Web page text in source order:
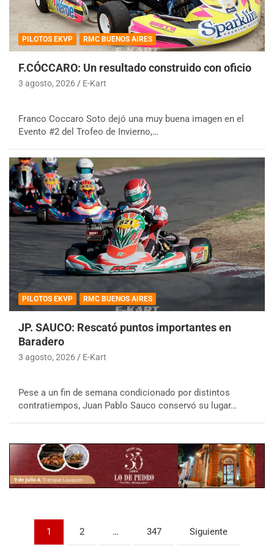
PILOTOS EKVP RMC BUENOS AIRES
F.CÓCCARO: Un resultado construido con oficio
3 agosto, 2026 E-Kart
Franco Coccaro Soto dejó una muy buena imagen en el
Evento #2 del Trofeo de Invierno,…
PILOTOS EKVP RMC BUENOS AIRES
JP. SAUCO: Rescató puntos importantes en
Baradero
3 agosto, 2026 E-Kart
Pese a un fin de semana condicionado por distintos
contratiempos, Juan Pablo Sauco conservó su lugar…
Paginación
1 2 … 347 Siguiente
COBERTURA ESPECIAL DE E-KART.COM.AR
08/09-AGO
Baradero (Buenos Aires)
KDO - F6
Ciudad de Trenque Lauquen (Asfalto)
Trenque Lauquen (Buenos Aires)
Villaguay (Entre Ríos)